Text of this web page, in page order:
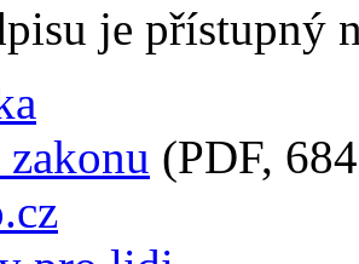
je přístupný
(PDF,